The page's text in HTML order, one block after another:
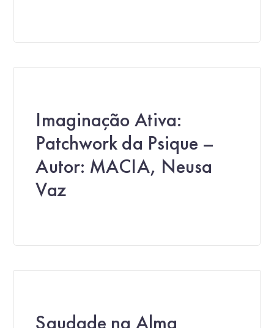
Imaginação Ativa:
Patchwork da Psique –
Autor: MACIA, Neusa
Vaz
Saudade na Alma